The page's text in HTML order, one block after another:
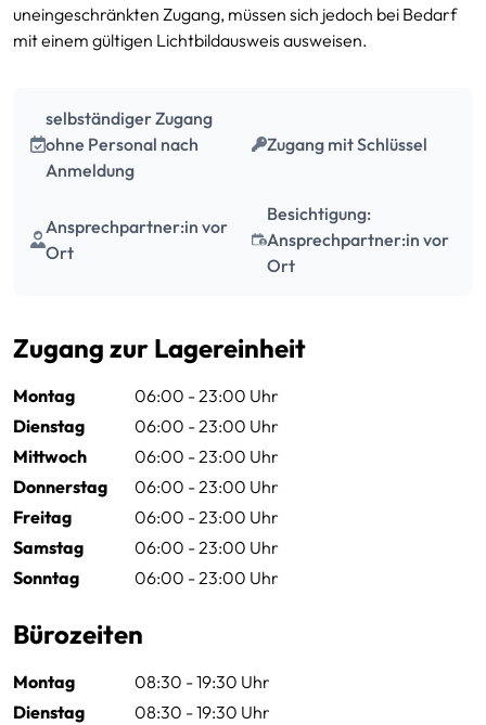
Diese Boxen haben die Größe von mittleren Kellerräumen bis
hin zu Garagen. Sie bieten Platz für die Einrichtung von
Einlagerung von Saisonware.
4.5 m²
5 m²
124.95 € / Monat
ca. 14,85 m³
inkl. MwSt.
6 m²
ca. 16,20 m³
144.95 € / Monat
inkl. MwSt.
7 m²
ca. 18,90 m³
154.95 € / Monat
inkl. MwSt.
8 m²
ca. 21,60 m³
164.95 € / Monat
inkl. MwSt.
Große Größen
uneingeschränkten Zugang, müssen sich jedoch bei Bedarf
mit einem gültigen Lichtbildausweis ausweisen.
selbständiger Zugang
ohne Personal nach
Anmeldung
Zugang mit Schlüssel
Ansprechpartner:in vor
Ort
Besichtigung:
Ansprechpartner:in vor
Ort
Zugang zur Lagereinheit
Montag
06:00 - 23:00 Uhr
Dienstag
06:00 - 23:00 Uhr
Mittwoch
06:00 - 23:00 Uhr
Donnerstag
06:00 - 23:00 Uhr
Freitag
06:00 - 23:00 Uhr
Samstag
06:00 - 23:00 Uhr
Sonntag
06:00 - 23:00 Uhr
Bürozeiten
Montag
08:30 - 19:30 Uhr
Dienstag
08:30 - 19:30 Uhr